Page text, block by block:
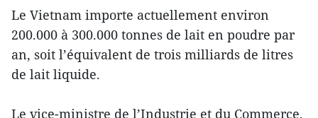
Le Vietnam importe actuellement environ
200.000 à 300.000 tonnes de lait en poudre par
an, soit l’équivalent de trois milliards de litres
de lait liquide.
Le vice-ministre de l’Industrie et du Commerce,